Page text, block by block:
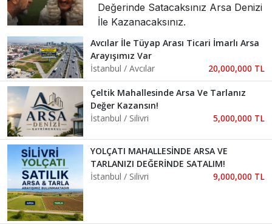
Değerinde Satacaksınız Arsa Denizi
İle Kazanacaksınız.
Avcılar İle Tüyap Arası Ticari İmarlı Arsa
Arayışımız Var
İstanbul / Avcılar
20,000,000 TL
Çeltik Mahallesinde Arsa Ve Tarlanız
Değer Kazansın!
İstanbul / Silivri
5,000,000 TL
YOLÇATI MAHALLESİNDE ARSA VE
TARLANIZI DEĞERİNDE SATALIM!
İstanbul / Silivri
9,000,000 TL